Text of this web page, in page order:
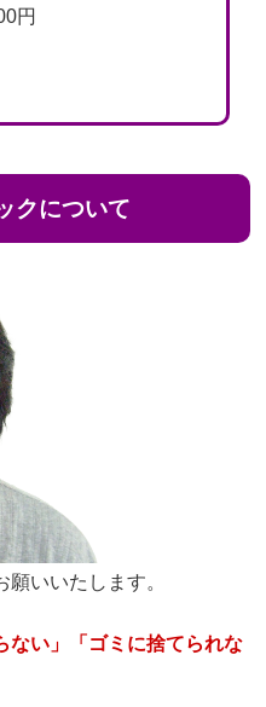
円
クについて
いいたします。
ない」「ゴミに捨てられな